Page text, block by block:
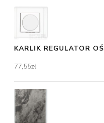
KARLIK REGULATOR
77,55zł